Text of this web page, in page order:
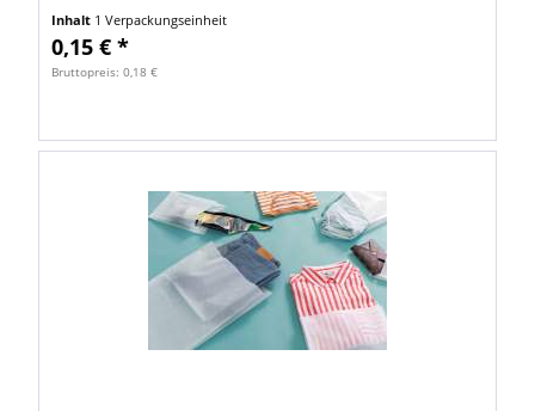
Inhalt 1 Verpackungseinheit
0,15 € *
Bruttopreis: 0,18 €